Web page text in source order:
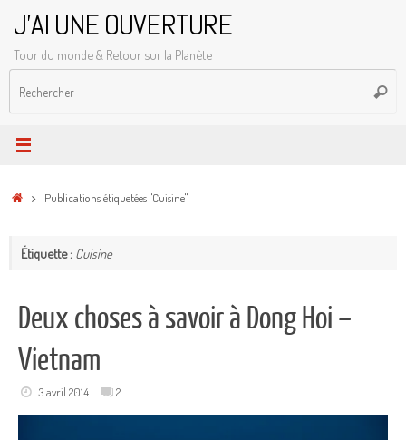
contenu
J'AI UNE OUVERTURE
Tour du monde & Retour sur la Planète
AccueilPublications étiquetées "Cuisine"
Étiquette : Cuisine
Deux choses à savoir à Dong Hoi –
Vietnam
3 avril 2014 2